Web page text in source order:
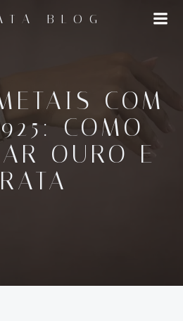
paraBLOG
COM
COMO
OURO E